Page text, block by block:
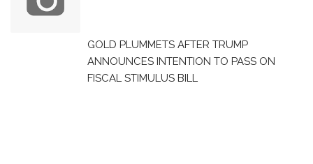
GOLD PLUMMETS AFTER TRUMP
ANNOUNCES INTENTION TO PASS ON
FISCAL STIMULUS BILL